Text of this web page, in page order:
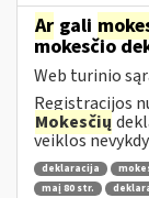
Ar gali
mokesčio
Web turinio
Registracijos
Mokesčių
veiklos
deklaracija
maį 80 str.